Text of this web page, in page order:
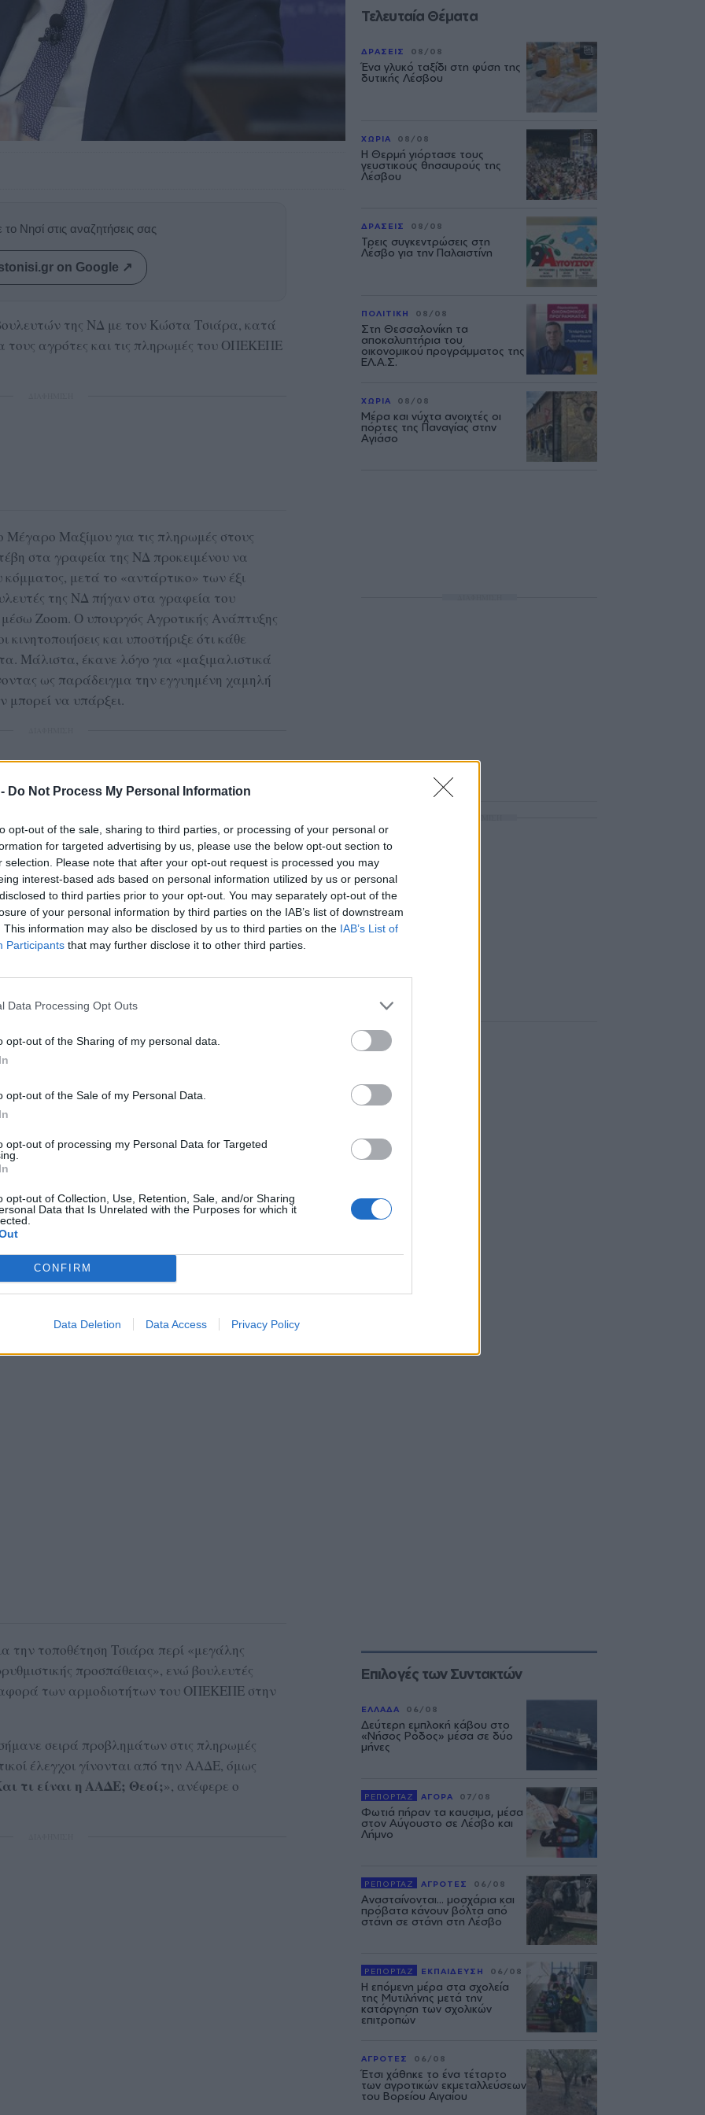
Do Not Process My Personal Information
opt-out of the sale, sharing to third parties, or processing of your personal or
for targeted advertising by us, please use the below opt-out section to
selection. Please note that after your opt-out request is processed you may
interest-based ads based on personal information utilized by us or personal
to third parties prior to your opt-out. You may separately opt-out of the
of your personal information by third parties on the IAB’s list of downstream
This information may also be disclosed by us to third parties on the IAB’s List of
Participants that may further disclose it to other third parties.
Data Processing Opt Outs
opt-out of the Sharing of my personal data.
opt-out of the Sale of my Personal Data.
opt-out of processing my Personal Data for Targeted
opt-out of Collection, Use, Retention, Sale, and/or Sharing
Data that Is Unrelated with the Purposes for which it
CONFIRM
Data Deletion Data Access Privacy Policy
Νησί στις αναζητήσεις σας
on Google ↗
της ΝΔ με τον Κώστα Τσιάρα, κατά
τους αγρότες και τις πληρωμές του ΟΠΕΚΕΠΕ
Μαξίμου για τις πληρωμές στους
στα γραφεία της ΝΔ προκειμένου να
κόμματος, μετά το «αντάρτικο» των έξι
της ΝΔ πήγαν στα γραφεία του
Zoom. Ο υπουργός Αγροτικής Ανάπτυξης
κινητοποιήσεις και υποστήριξε ότι κάθε
Μάλιστα, έκανε λόγο για «μαξιμαλιστικά
ως παράδειγμα την εγγυημένη χαμηλή
μπορεί να υπάρξει.
αμφισβήτησαν ανοιχτά τη
«
βλέπω κάτι τέτοιο», ανέφερε
πρωτοφανής.Όλοι οι δικοί μας είναι μέσα.
ξέφυγε;», ήταν το ερώτημα που έθεσε
ΔΙΑΦΗΜΙΣΗ
την τοποθέτηση Τσιάρα περί «μεγάλης
προσπάθειας», ενώ βουλευτές
των αρμοδιοτήτων του ΟΠΕΚΕΠΕ στην
σειρά προβλημάτων στις πληρωμές
έλεγχοι γίνονται από την ΑΑΔΕ, όμως
τι είναι η ΑΑΔΕ; Θεοί;», ανέφερε ο
Τελευταία Θέματα
ΔΡΑΣΕΙΣ 08/08
Ένα γλυκό ταξίδι στη φύση της
δυτικής Λέσβου
ΧΩΡΙΑ 08/08
Η Θερμή γιόρτασε τους
γευστικούς θησαυρούς της
Λέσβου
ΔΡΑΣΕΙΣ 08/08
Τρεις συγκεντρώσεις στη
Λέσβο για την Παλαιστίνη
ΠΟΛΙΤΙΚΗ 08/08
Στη Θεσσαλονίκη τα
αποκαλυπτήρια του
οικονομικού προγράμματος της
ΕΛ.Α.Σ.
ΧΩΡΙΑ 08/08
Μέρα και νύχτα ανοιχτές οι
πόρτες της Παναγίας στην
Αγιάσο
Επιλογές των Συντακτών
ΕΛΛΑΔΑ 06/08
Δεύτερη εμπλοκή κάβου στο
«Νήσος Ρόδος» μέσα σε δύο
μήνες
ΡΕΠΟΡΤΑΖ ΑΓΟΡΑ 07/08
Φωτιά πήραν τα καυσιμα, μέσα
στον Αύγουστο σε Λέσβο και
Λήμνο
ΡΕΠΟΡΤΑΖ ΑΓΡΟΤΕΣ 06/08
Ανασταίνονται... μοσχάρια και
πρόβατα κάνουν βόλτα από
στάνη σε στάνη στη Λέσβο
ΡΕΠΟΡΤΑΖ ΕΚΠΑΙΔΕΥΣΗ 06/08
Η επόμενη μέρα στα σχολεία
της Μυτιλήνης μετά την
κατάργηση των σχολικών
επιτροπών
ΑΓΡΟΤΕΣ 06/08
Έτσι χάθηκε το ένα τέταρτο
των αγροτικών εκμεταλλεύσεων
του Βορείου Αιγαίου